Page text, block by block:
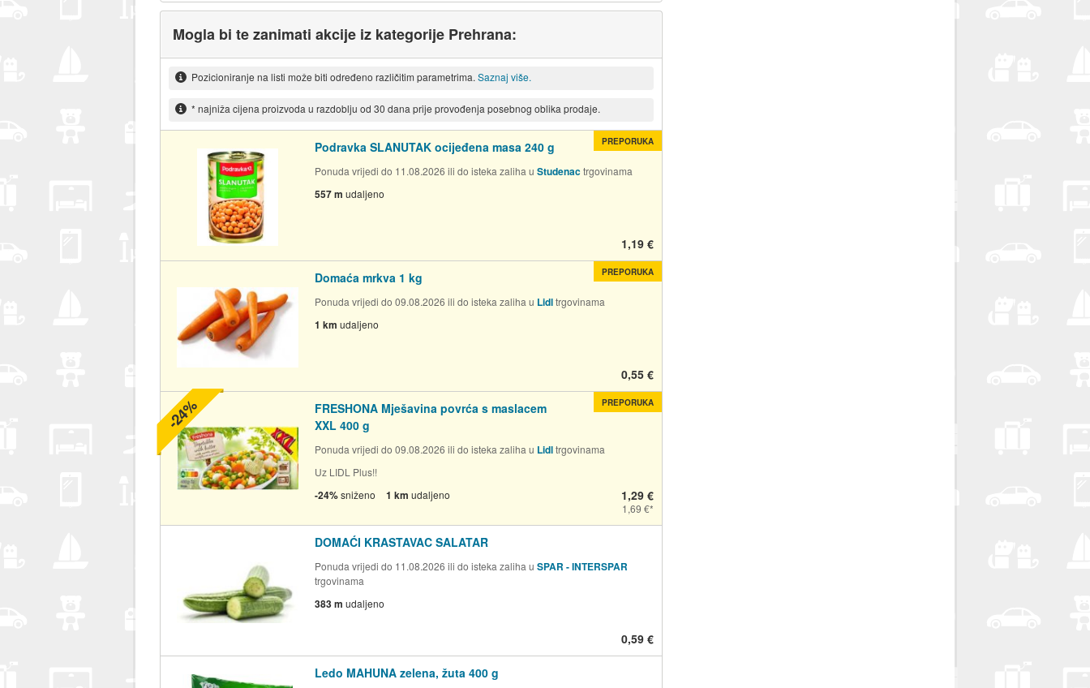
Mogla bi te zanimati akcije iz kategorije Prehrana:
Pozicioniranje na listi može biti određeno različitim parametrima. Saznaj više.
* najniža cijena proizvoda u razdoblju od 30 dana prije provođenja posebnog oblika prodaje.
Podravka SLANUTAK ocijeđena masa 240 g
Ponuda vrijedi do 11.08.2026 ili do isteka zaliha u Studenactrgovinama
557 m udaljeno
1,19 €
PREPORUKA
Domaća mrkva 1 kg
Ponuda vrijedi do 09.08.2026 ili do isteka zaliha u Lidltrgovinama
1 km udaljeno
0,55 €
PREPORUKA
FRESHONA Mješavina povrća s maslacem
XXL 400 g
Ponuda vrijedi do 09.08.2026 ili do isteka zaliha u Lidltrgovinama
Uz LIDL Plus!!
-24%sniženo 1 km udaljeno 1,29 €
1,69 €
PREPORUKA
-24%
DOMAĆI KRASTAVAC SALATAR
Ponuda vrijedi do 11.08.2026 ili do isteka zaliha u SPAR - INTERSPAR
trgovinama
383 m udaljeno
0,59 €
Ledo MAHUNA zelena, žuta 400 g